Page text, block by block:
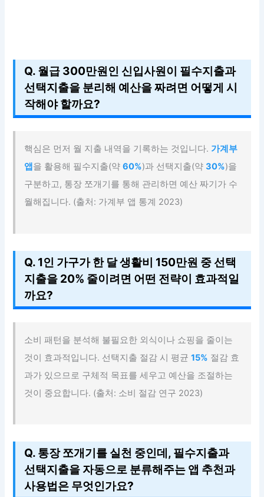
Q. 월급 300만원인 신입사원이 필수지출과
선택지출을 분리해 예산을 짜려면 어떻게 시
작해야 할까요?
핵심은 먼저 월 지출 내역을 기록하는 것입니다. 가계부
앱 을 활용해 필수지출(약60%)과 선택지출(약30%)을
구분하고, 통장 쪼개기를 통해 관리하면 예산 짜기가 수
월해집니다. (출처: 가계부 앱 통계 2023)
Q. 1인 가구가 한 달 생활비 150만원 중 선택
지출을 20% 줄이려면 어떤 전략이 효과적일
까요?
소비 패턴을 분석해 불필요한 외식이나 쇼핑을 줄이는
것이 효과적입니다. 선택지출 절감 시 평균15% 절감 효
과가 있으므로 구체적 목표를 세우고 예산을 조절하는
것이 중요합니다. (출처: 소비 절감 연구 2023)
Q. 통장 쪼개기를 실천 중인데, 필수지출과
선택지출을 자동으로 분류해주는 앱 추천과
사용법은 무엇인가요?